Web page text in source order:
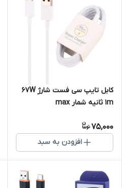
کابل تایپ سی فست شارژ 67W
1m ثانیه شمار max
75,000
افزودن به سبد